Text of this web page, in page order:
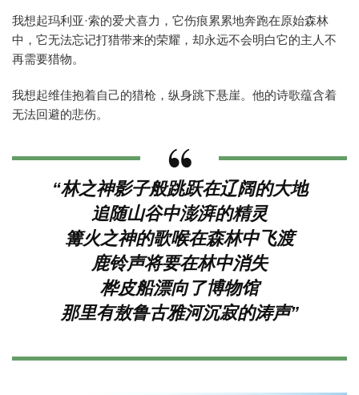
我想起玛利亚·索的爱犬喜力，它伤痕累累地奔跑在原始森林
中，它无法忘记打猎带来的荣耀，却永远不会明白它的主人不
再需要猎物。
我想起维佳抱着自己的猎枪，纵身跳下悬崖。他的诗歌蕴含着
无法回避的悲伤。
“林之神影子般跳跃在辽阔的大地
追随山谷中澎湃的精灵
篝火之神的歌喉在森林中飞渡
鹿铃声将要在林中消失
桦皮船漂向了博物馆
那里有敖鲁古雅河沉寂的涛声”